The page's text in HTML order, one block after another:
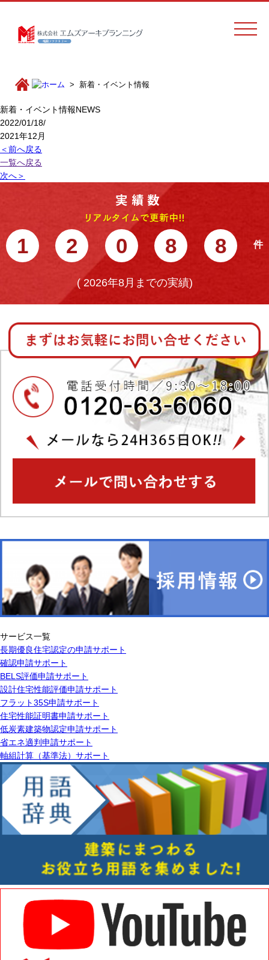
新着・イベント情報
新着・イベント情報NEWS
2022/01/18/
2021年12月
＜前へ戻る
一覧へ戻る
次へ＞
1 2 0 8 8
(2026年8月までの実績)
サービス一覧
長期優良住宅認定の申請サポート
確認申請サポート
BELS評価申請サポート
設計住宅性能評価申請サポート
フラット35S申請サポート
住宅性能証明書申請サポート
低炭素建築物認定申請サポート
省エネ適判申請サポート
軸組計算（基準法）サポート